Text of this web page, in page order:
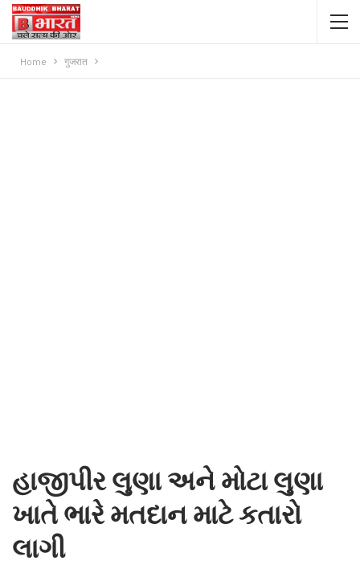
Home गुजरात
હાજીપીર લુણા અને મોટા લુણા
ખાતે ભારે મતદાન માટે કતારો
લાગી